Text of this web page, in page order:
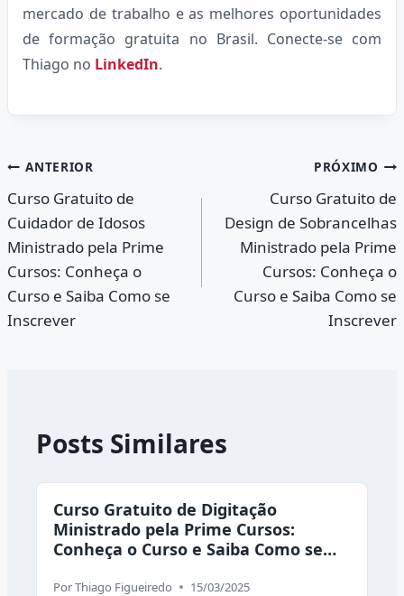
mercado de trabalho e as melhores oportunidades
de formação gratuita no Brasil. Conecte-se com
Thiago no LinkedIn.
Navegação
de
Post
ANTERIOR
Curso Gratuito de
Cuidador de Idosos
Ministrado pela Prime
Cursos: Conheça o
Curso e Saiba Como se
Inscrever
PRÓXIMO
Curso Gratuito de
Design de Sobrancelhas
Ministrado pela Prime
Cursos: Conheça o
Curso e Saiba Como se
Inscrever
Posts Similares
Curso Gratuito de Digitação
Ministrado pela Prime Cursos:
Conheça o Curso e Saiba Como se
PorThiago Figueiredo 15/03/2025